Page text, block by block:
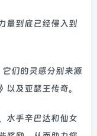
量到底已经侵入到
们的灵感分别来源
及亚瑟王传奇。
水手辛巴达和仙女